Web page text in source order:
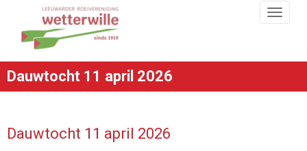
Dauwtocht 11 april 2026
Dauwtocht 11 april 2026